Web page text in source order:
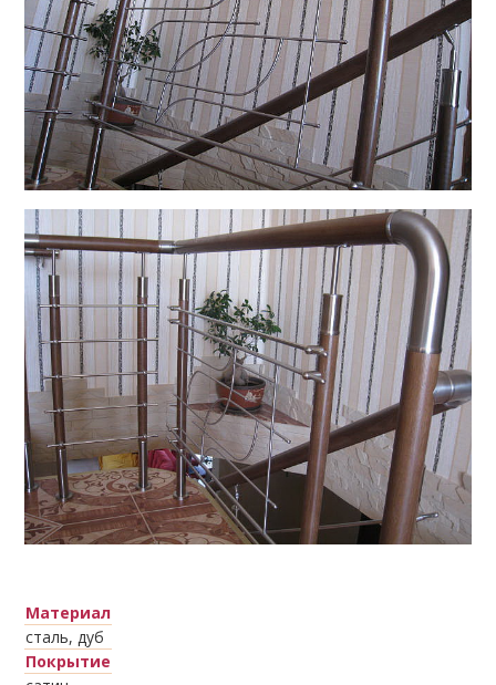
Смотреть каталог
Лестницы
на крыльцо
Смотреть каталог
Забежные
лестницы
Смотреть каталог
Смотреть каталог
Материал
сталь, дуб
Покрытие